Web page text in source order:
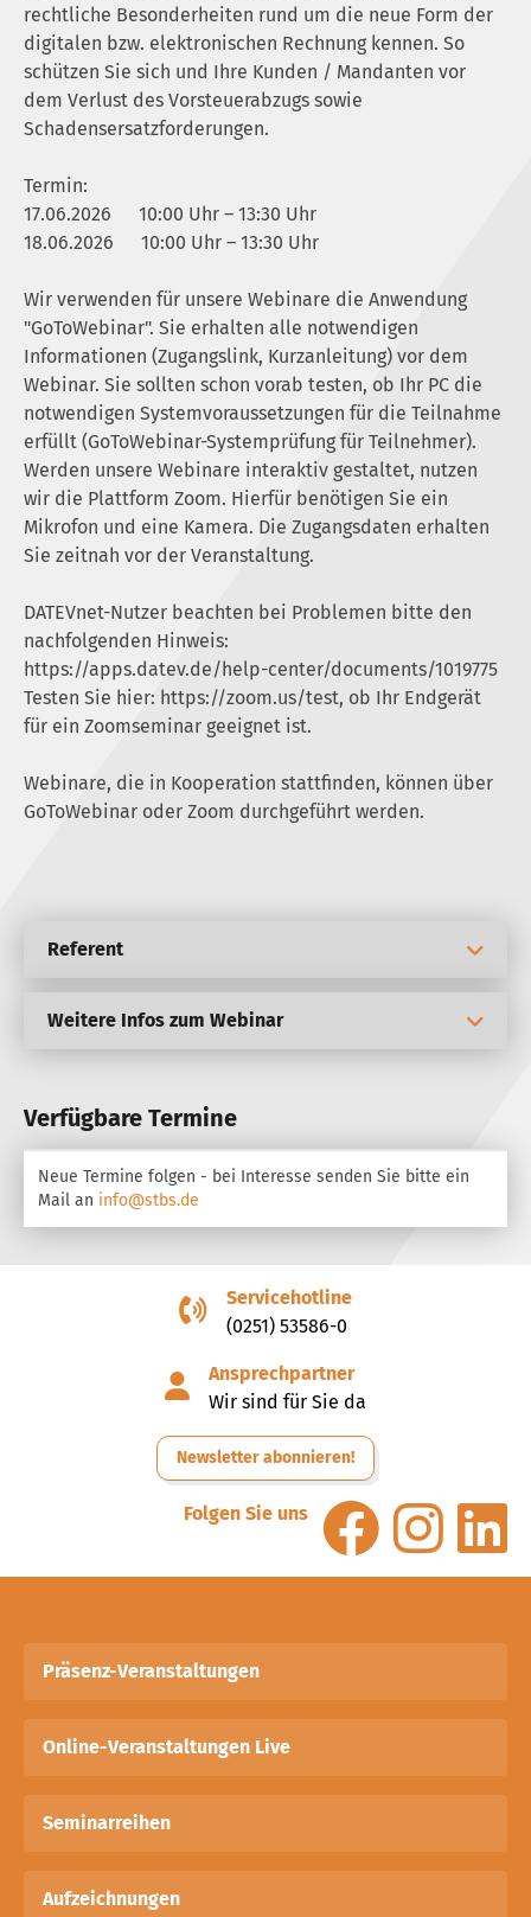
rechtliche Besonderheiten rund um die neue Form der
digitalen bzw. elektronischen Rechnung kennen. So
schützen Sie sich und Ihre Kunden / Mandanten vor
dem Verlust des Vorsteuerabzugs sowie
Schadensersatzforderungen.
Termin:
17.06.2026
10:00 Uhr – 13:30 Uhr
18.06.2026
10:00 Uhr – 13:30 Uhr
Wir verwenden für unsere Webinare die Anwendung
"GoToWebinar". Sie erhalten alle notwendigen
Informationen (Zugangslink, Kurzanleitung) vor dem
Webinar. Sie sollten schon vorab testen, ob Ihr PC die
notwendigen Systemvoraussetzungen für die Teilnahme
erfüllt (GoToWebinar-Systemprüfung für Teilnehmer).
Werden unsere Webinare interaktiv gestaltet, nutzen
wir die Plattform Zoom. Hierfür benötigen Sie ein
Mikrofon und eine Kamera. Die Zugangsdaten erhalten
Sie zeitnah vor der Veranstaltung.
DATEVnet-Nutzer beachten bei Problemen bitte den
nachfolgenden Hinweis:
https://apps.datev.de/help-center/documents/1019775
Testen Sie hier: https://zoom.us/test, ob Ihr Endgerät
für ein Zoomseminar geeignet ist.
Webinare, die in Kooperation stattfinden, können über
GoToWebinar oder Zoom durchgeführt werden.
Referent
Weitere Infos zum Webinar
Verfügbare Termine
Neue Termine folgen - bei Interesse senden Sie bitte ein
Mail an info@stbs.de
Servicehotline
(0251) 53586-0
Ansprechpartner
Wir sind für Sie da
Newsletter abonnieren!
Folgen Sie uns
Präsenz-Veranstaltungen
Online-Veranstaltungen Live
Seminarreihen
Aufzeichnungen